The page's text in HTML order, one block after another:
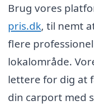
Brug vores
pris.dk, til nemt
flere
lokalområde.
lettere for dig at
din carport med